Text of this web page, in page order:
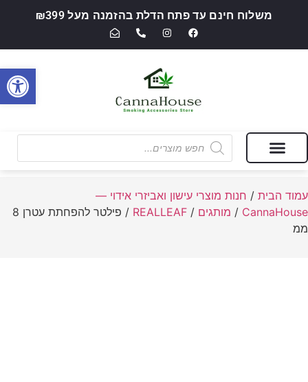
משלוח חינם עד פתח הדלת בהזמנה מעל ₪399
עמוד הבית / חנות מוצרי עישון ואביזרי אידוי —
CannaHouse
/ מותגים /
REALLEAF
/ פילטר להפחתת עטרן 8
ממ
פתח